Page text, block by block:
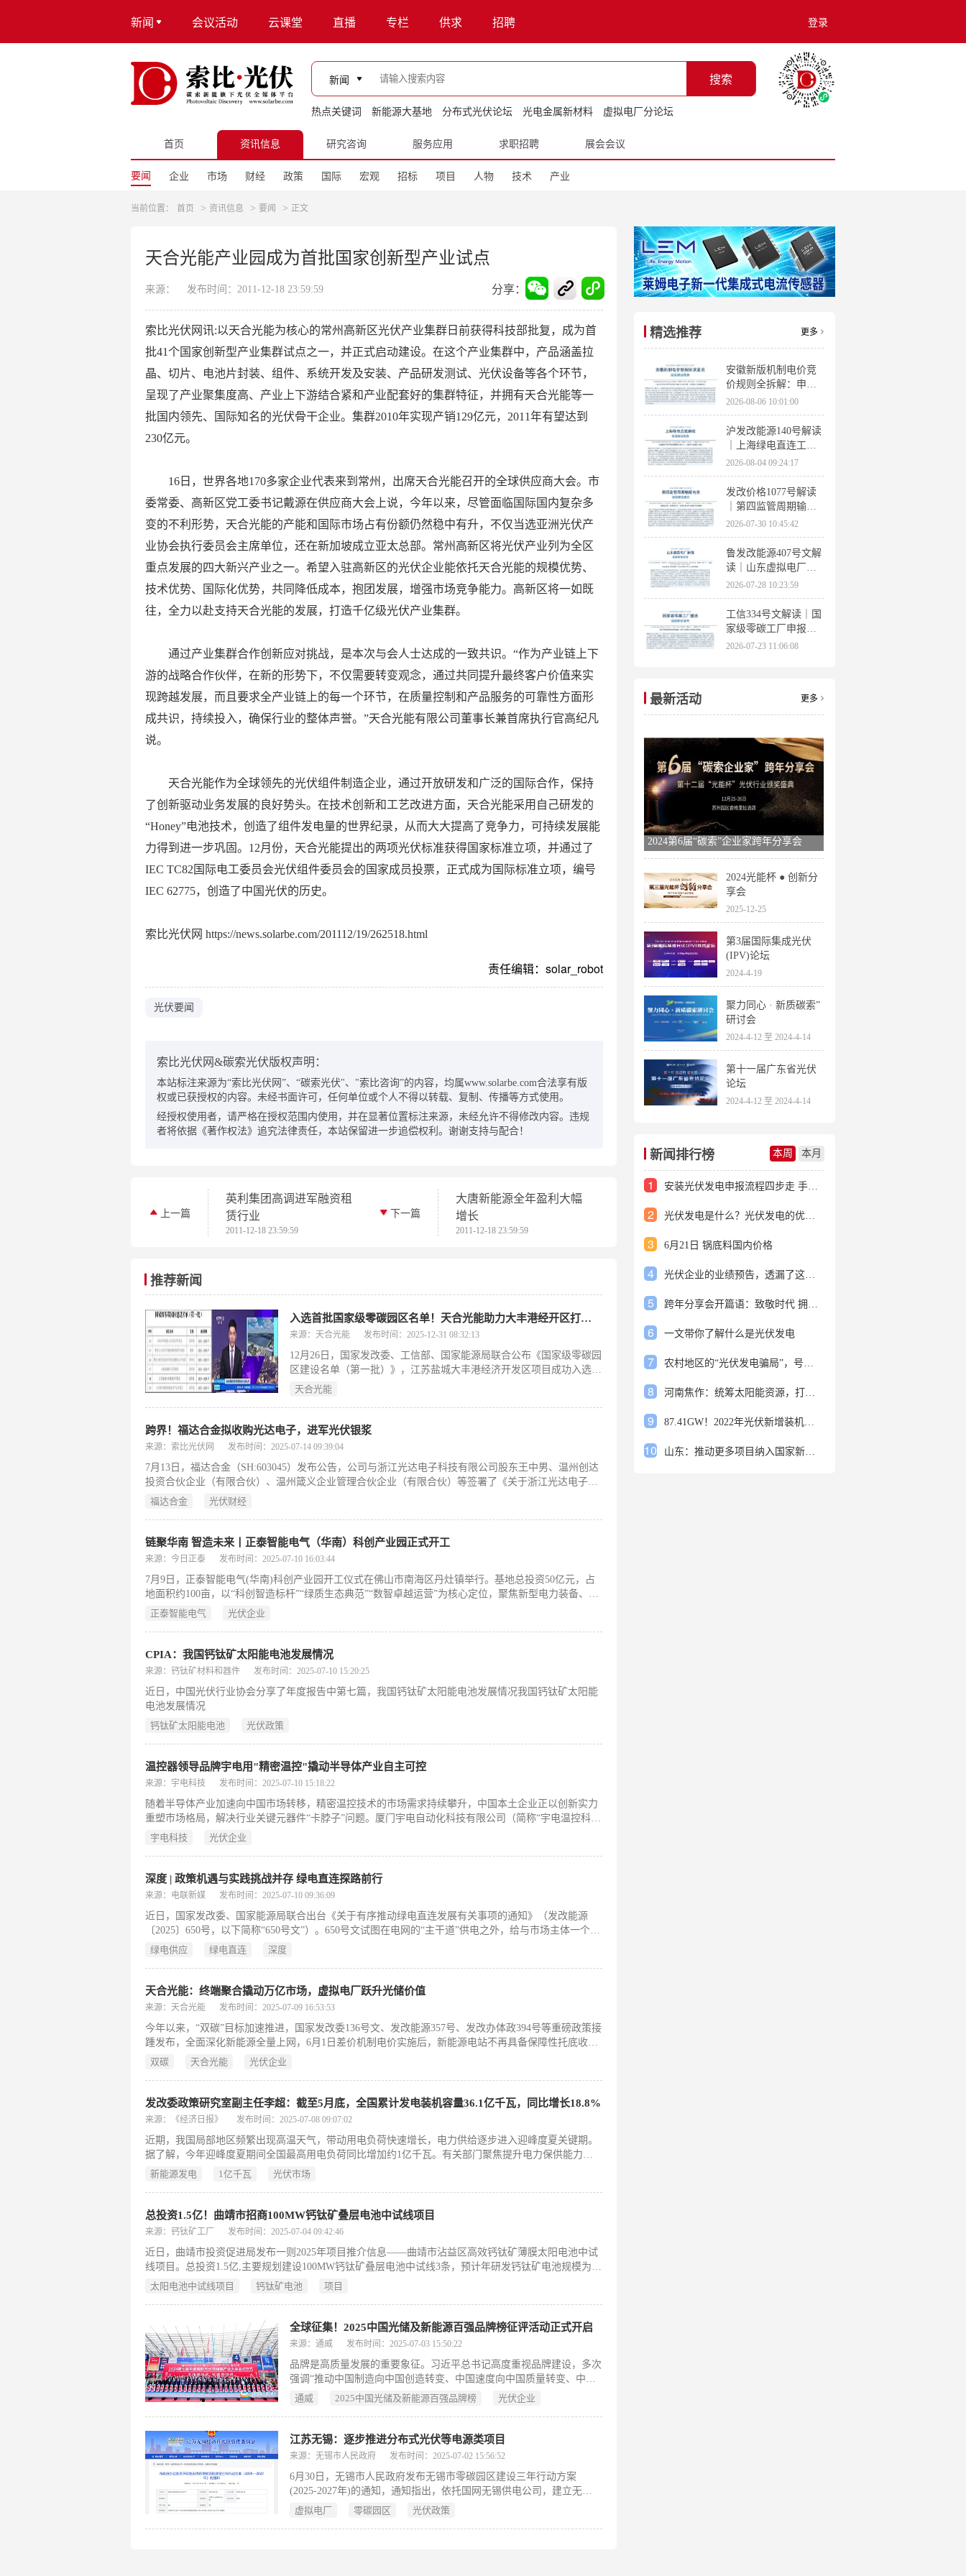
新闻 会议活动 云课堂 直播 专栏 供求 招聘 登录
新闻 搜索
热点关键词 新能源大基地 分布式光伏论坛 光电金属新材料 虚拟电厂分论坛
首页 资讯信息 研究咨询 服务应用 求职招聘 展会会议
要闻 企业 市场 财经 政策 国际 宏观 招标 项目 人物 技术 产业
当前位置： 首页 > 资讯信息 > 要闻 > 正文
天合光能产业园成为首批国家创新型产业试点
来源： 发布时间：2011-12-18 23:59:59 分享：
索比光伏网讯:以天合光能为核心的常州高新区光伏产业集群日前获得科技部批复，成为首
批41个国家创新型产业集群试点之一，并正式启动建设。在这个产业集群中，产品涵盖拉
晶、切片、电池片封装、组件、系统开发及安装、产品研发测试、光伏设备等各个环节，
呈现了产业聚集度高、产业上下游结合紧和产业配套好的集群特征，并拥有天合光能等一
批国内领先、国际知名的光伏骨干企业。集群2010年实现产销129亿元，2011年有望达到
230亿元。
16日，世界各地170多家企业代表来到常州，出席天合光能召开的全球供应商大会。市
委常委、高新区党工委书记戴源在供应商大会上说，今年以来，尽管面临国际国内复杂多
变的不利形势，天合光能的产能和国际市场占有份额仍然稳中有升，不仅当选亚洲光伏产
业协会执行委员会主席单位，还在新加坡成立亚太总部。常州高新区将光伏产业列为全区
重点发展的四大新兴产业之一。希望入驻高新区的光伏企业能依托天合光能的规模优势、
技术优势、国际化优势，共同降低成本，抱团发展，增强市场竞争能力。高新区将一如既
往，全力以赴支持天合光能的发展，打造千亿级光伏产业集群。
通过产业集群合作创新应对挑战，是本次与会人士达成的一致共识。“作为产业链上下
游的战略合作伙伴，在新的形势下，不仅需要转变观念，通过共同提升最终客户价值来实
现跨越发展，而且要求全产业链上的每一个环节，在质量控制和产品服务的可靠性方面形
成共识，持续投入，确保行业的整体声誉。”天合光能有限公司董事长兼首席执行官高纪凡
说。
天合光能作为全球领先的光伏组件制造企业，通过开放研发和广泛的国际合作，保持
了创新驱动业务发展的良好势头。在技术创新和工艺改进方面，天合光能采用自己研发的
“Honey”电池技术，创造了组件发电量的世界纪录，从而大大提高了竞争力，可持续发展能
力得到进一步巩固。12月份，天合光能提出的两项光伏标准获得国家标准立项，并通过了
IEC TC82国际电工委员会光伏组件委员会的国家成员投票，正式成为国际标准立项，编号
IEC 62775，创造了中国光伏的历史。
索比光伏网 https://news.solarbe.com/201112/19/262518.html
责任编辑：solar_robot
光伏要闻
索比光伏网&碳索光伏版权声明：
本站标注来源为“索比光伏网”、“碳索光伏"、"索比咨询”的内容，均属www.solarbe.com合法享有版
权或已获授权的内容。未经书面许可，任何单位或个人不得以转载、复制、传播等方式使用。
经授权使用者，请严格在授权范围内使用，并在显著位置标注来源，未经允许不得修改内容。违规
者将依据《著作权法》追究法律责任，本站保留进一步追偿权利。谢谢支持与配合！
上一篇
英利集团高调进军融资租
赁行业
2011-12-18 23:59:59
下一篇
大唐新能源全年盈利大幅
增长
2011-12-18 23:59:59
推荐新闻
入选首批国家级零碳园区名单！天合光能助力大丰港经开区打造“以绿制绿”样板
来源：天合光能 发布时间：2025-12-31 08:32:13
12月26日，国家发改委、工信部、国家能源局联合公布《国家级零碳园
区建设名单（第一批）》，江苏盐城大丰港经济开发区项目成功入选。
该项目由天合光能深度赋能，旗下全资子公司天合优碳作为零碳解决方
天合光能
跨界！福达合金拟收购光达电子，进军光伏银浆
来源：索比光伏网 发布时间：2025-07-14 09:39:04
7月13日，福达合金（SH:603045）发布公告，公司与浙江光达电子科技有限公司股东王中男、温州创达
投资合伙企业（有限合伙）、温州箴义企业管理合伙企业（有限合伙）等签署了《关于浙江光达电子科
技有限公司之收购意向
福达合金 光伏财经
链聚华南 智造未来丨正泰智能电气（华南）科创产业园正式开工
来源：今日正泰 发布时间：2025-07-10 16:03:44
​7月9日，正泰智能电气(华南)科创产业园开工仪式在佛山市南海区丹灶镇举行。基地总投资50亿元，占
地面积约100亩，以“科创智造标杆”“绿质生态典范”“数智卓越运营”为核心定位，聚焦新型电力装备、新
能源、通信与智算中心三大领域，全力打造“研发、制造、服务”一体化全产业链平台。该项目不仅是正
正泰智能电气 光伏企业
CPIA：我国钙钛矿太阳能电池发展情况
来源：钙钛矿材料和器件 发布时间：2025-07-10 15:20:25
近日，中国光伏行业协会分享了年度报告中第七篇，我国钙钛矿太阳能电池发展情况我国钙钛矿太阳能
电池发展情况
钙钛矿太阳能电池
光伏政策
温控器领导品牌宇电用"精密温控"撬动半导体产业自主可控
来源：宇电科技 发布时间：2025-07-10 15:18:22
随着半导体产业加速向中国市场转移，精密温控技术的市场需求持续攀升，中国本土企业正以创新实力
重塑市场格局，解决行业关键元器件“卡脖子”问题。厦门宇电自动化科技有限公司（简称“宇电温控科
技”）作为国内工业温控领域的“隐形冠军”，历经35载技术沉淀，成功突破半导体级温控技术壁垒，实现
宇电科技 光伏企业
深度 | 政策机遇与实践挑战并存 绿电直连探路前行
来源：电联新媒 发布时间：2025-07-10 09:36:09
近日，国家发改委、国家能源局联合出台《关于有序推动绿电直连发展有关事项的通知》（发改能源
〔2025〕650号，以下简称“650号文”）。650号文试图在电网的“主干道”供电之外，给与市场主体一个新
的绿电采购选项：以用户为中心，开辟一条点对点的“专属通道”，允许新能源电站通过专用线路，直接
绿电供应 绿电直连 深度
天合光能：终端聚合撬动万亿市场，虚拟电厂跃升光储价值
来源：天合光能 发布时间：2025-07-09 16:53:53
今年以来，“双碳”目标加速推进，国家发改委136号文、发改能源357号、发改办体政394号等重磅政策接
踵发布，全面深化新能源全量上网，6月1日差价机制电价实施后，新能源电站不再具备保障性托底收购
收益，市场化改革成为绿电应用的转型重点。光储市场扩张中，风光固有的间歇性、波动性、随机性等
的协同管理，运用现代化信息通信及AI控制技术，
双碳 天合光能 光伏企业
发改委政策研究室副主任李超：截至5月底，全国累计发电装机容量36.1亿千瓦，同比增长18.8%
来源：《经济日报》 发布时间：2025-07-08 09:07:02
近期，我国局部地区频繁出现高温天气，带动用电负荷快速增长，电力供给逐步进入迎峰度夏关键期。
据了解，今年迎峰度夏期间全国最高用电负荷同比增加约1亿千瓦。有关部门聚焦提升电力保供能力，
采取了一系列措施。目前来看，今年迎峰度夏电力供需形势好于去年，全国电力供需平衡总体有保障。
新能源发电 1亿千瓦 光伏市场
总投资1.5亿！曲靖市招商100MW钙钛矿叠层电池中试线项目
来源：钙钛矿工厂 发布时间：2025-07-04 09:42:46
近日，曲靖市投资促进局发布一则2025年项目推介信息——曲靖市沾益区高效钙钛矿薄膜太阳电池中试
线项目。总投资1.5亿,主要规划建设100MW钙钛矿叠层电池中试线3条，预计年研发钙钛矿电池规模为20
万片的能力，配套建设组件研发中心、电池研发中心、研发大楼、组件研发车间、硅烷站、特气站、化
太阳电池中试线项目 钙钛矿电池 项目
全球征集！2025中国光储及新能源百强品牌榜征评活动正式开启
来源：通威 发布时间：2025-07-03 15:50:22
品牌是高质量发展的重要象征。习近平总书记高度重视品牌建设，多次
强调“推动中国制造向中国创造转变、中国速度向中国质量转变、中国
产品向中国品牌转变”。“中国光储及新能源百强品牌榜”作为品牌强国
大会将于中国成都盛大启幕，现场将隆重发布“2025中国光储及新能源
百强品牌榜”。
通威 2025中国光储及新能源百强品牌榜 光伏企业
江苏无锡：逐步推进分布式光伏等电源类项目
来源：无锡市人民政府 发布时间：2025-07-02 15:56:52
6月30日，无锡市人民政府发布无锡市零碳园区建设三年行动方案
(2025-2027年)的通知，通知指出，依托国网无锡供电公司，建立无锡
市虚拟电厂管理中心完善虚拟电厂运营管理制度，统筹市级:区级虚拟
虚拟电厂 零碳园区 光伏政策
精选推荐 更多
安徽新版机制电价竞
价规则全拆解：申报
条件、保函罚则、出
清机制、聚合商门槛
2026-08-06 10:01:00
沪发改能源140号解读
｜上海绿电直连工作
方案 申报条件、源荷
指标、场景优先级全
梳理
2026-08-04 09:24:17
发改价格1077号解读
｜第四监管周期输配
电价落地 电量电价下
调容量电价上调
2026-07-30 10:45:42
鲁发改能源407号文解
读｜山东虚拟电厂管
理办法全文 分布式光
伏打包入市规则详解
2026-07-28 10:23:59
工信334号文解读｜国
家级零碳工厂申报条
件、三大硬性指标、
2026-07-23 11:06:08
最新活动 更多
2024第6届“碳索”企业家跨年分享会
2024光能杯 ● 创新分
享会
2025-12-25
第3届国际集成光伏
(IPV)论坛
2024-4-19
聚力同心 · 新质碳索”
研讨会
2024-4-12 至 2024-4-14
第十一届广东省光伏
论坛
2024-4-12 至 2024-4-14
新闻排行榜 本周 本月
1 安装光伏发电申报流程四步走 手把手教你装起光伏电站
2 光伏发电是什么？光伏发电的优缺点有哪些？
3 6月21日 锅底料国内价格
4 光伏企业的业绩预告，透漏了这些信号
5 跨年分享会开篇语：致敬时代 拥抱变革
6 一文带你了解什么是光伏发电
7 农村地区的“光伏发电骗局”，号称能用屋顶赚钱，不少人已经上当
8 河南焦作：统筹太阳能资源，打造百万千瓦级光伏基地
9 87.41GW！2022年光伏新增装机规模发布
10 山东：推动更多项目纳入国家新增风光大基地项目